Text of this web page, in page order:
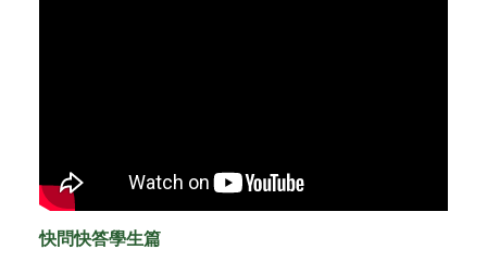
快問快答學生篇